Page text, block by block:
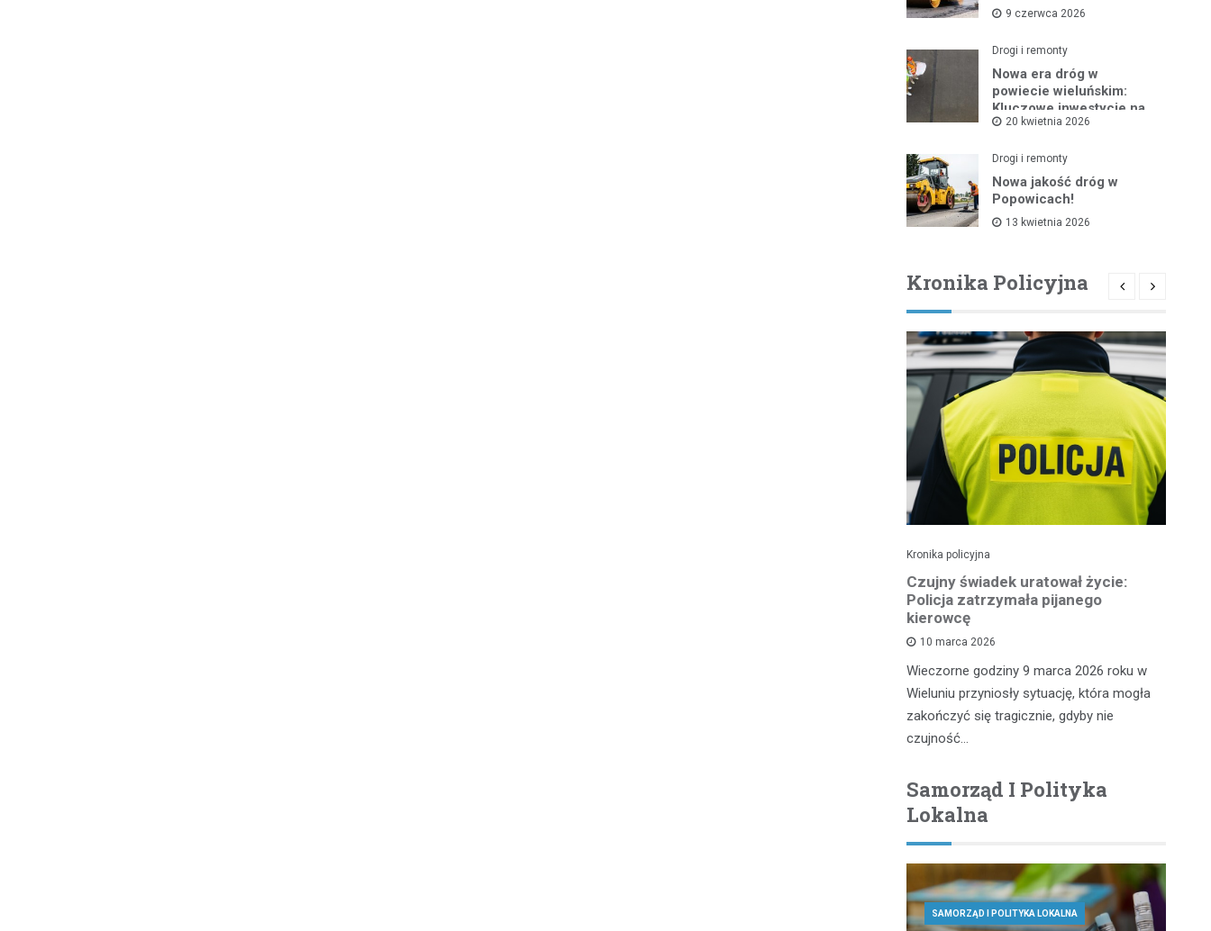
9 czerwca 2026
Drogi i remonty
Nowa era dróg w
powiecie wieluńskim:
Kluczowe inwestycje na
horyzoncie
20 kwietnia 2026
Drogi i remonty
Nowa jakość dróg w
Popowicach!
13 kwietnia 2026
Kronika Policyjna
Kronika policyjna
Czujny świadek uratował życie:
Policja zatrzymała pijanego
kierowcę
10 marca 2026
Wieczorne godziny 9 marca 2026 roku w
Wieluniu przyniosły sytuację, która mogła
zakończyć się tragicznie, gdyby nie
czujność…
Samorząd I Polityka
Lokalna
SAMORZĄD I POLITYKA LOKALNA